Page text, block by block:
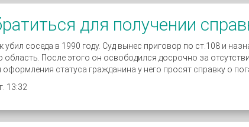
для получении
убил соседа в 1990 году. Суд вынес приговор по ст.108 и
область. После этого он освободился досрочно за
статуса гражданина у него просят справку о
13:32